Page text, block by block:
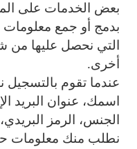
بعض الخدمات على
بدمج أو جمع معلومات
التي نحصل عليها من
أخرى.
عندما تقوم
اسمك، عنوان البريد
الجنس، الرمز
نطلب منك معلومات